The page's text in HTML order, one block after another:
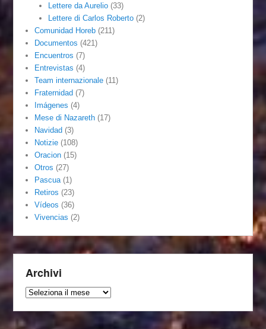
Lettere da Aurelio(33)
Lettere di Carlos Roberto(2)
Comunidad Horeb (211)
Documentos (421)
Encuentros (7)
Entrevistas (4)
Team internazionale (11)
Fraternidad (7)
Imágenes (4)
Mese di Nazareth (17)
Navidad (3)
Notizie (108)
Oracion (15)
Otros (27)
Pascua (1)
Retiros (23)
Vídeos (36)
Vivencias (2)
Archivi
Archivi